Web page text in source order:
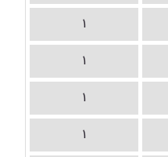
1
1
1
1